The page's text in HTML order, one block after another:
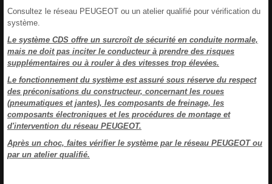
Consultez le réseau PEUGEOT ou un atelier qualifié pour vérification du
système.
Le système CDS offre un surcroît de sécurité en conduite normale,
mais ne doit pas inciter le conducteur à prendre des risques
supplémentaires ou à rouler à des vitesses trop élevées.
Le fonctionnement du système est assuré sous réserve du respect
des préconisations du constructeur, concernant les roues
(pneumatiques et jantes), les composants de freinage, les
composants électroniques et les procédures de montage et
d'intervention du réseau PEUGEOT.
Après un choc, faites vérifier le système par le réseau PEUGEOT ou
par un atelier qualifié.